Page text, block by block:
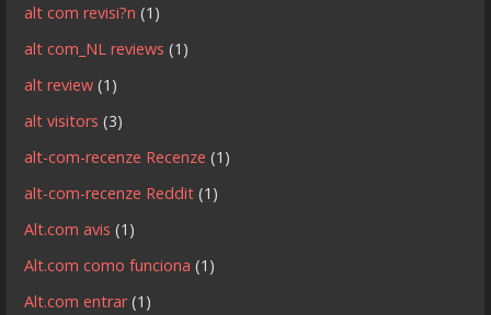
alt com revisi?n (1)
alt com_NL reviews (1)
alt review (1)
alt visitors (3)
alt-com-recenze Recenze (1)
alt-com-recenze Reddit (1)
Alt.com avis (1)
Alt.com como funciona (1)
Alt.com entrar(1)